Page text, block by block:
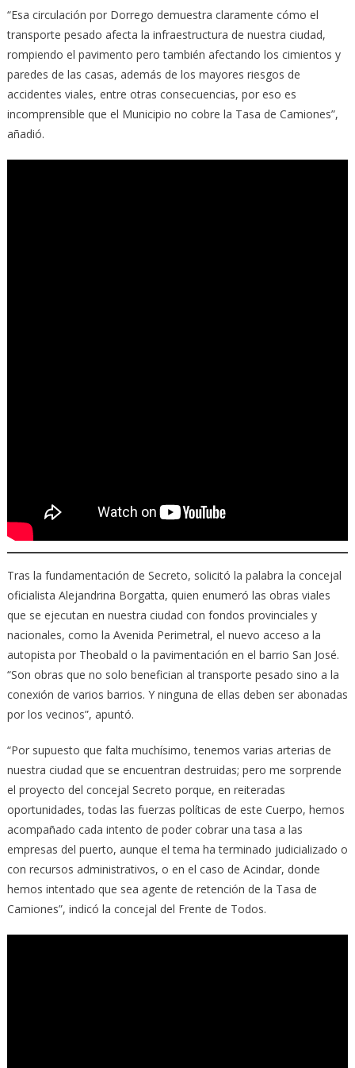
“Esa circulación por Dorrego demuestra claramente cómo el
transporte pesado afecta la infraestructura de nuestra ciudad,
rompiendo el pavimento pero también afectando los cimientos y
paredes de las casas, además de los mayores riesgos de
accidentes viales, entre otras consecuencias, por eso es
incomprensible que el Municipio no cobre la Tasa de Camiones”,
añadió.
Tras la fundamentación de Secreto, solicitó la palabra la concejal
oficialista Alejandrina Borgatta, quien enumeró las obras viales
que se ejecutan en nuestra ciudad con fondos provinciales y
nacionales, como la Avenida Perimetral, el nuevo acceso a la
autopista por Theobald o la pavimentación en el barrio San José.
“Son obras que no solo benefician al transporte pesado sino a la
conexión de varios barrios. Y ninguna de ellas deben ser abonadas
por los vecinos”, apuntó.
“Por supuesto que falta muchísimo, tenemos varias arterias de
nuestra ciudad que se encuentran destruidas; pero me sorprende
el proyecto del concejal Secreto porque, en reiteradas
oportunidades, todas las fuerzas políticas de este Cuerpo, hemos
acompañado cada intento de poder cobrar una tasa a las
empresas del puerto, aunque el tema ha terminado judicializado o
con recursos administrativos, o en el caso de Acindar, donde
hemos intentado que sea agente de retención de la Tasa de
Camiones”, indicó la concejal del Frente de Todos.